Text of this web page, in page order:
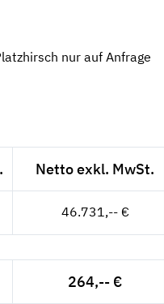
nur auf Anfrage
Netto exkl. MwSt.
46.731,-- €
264,-- €